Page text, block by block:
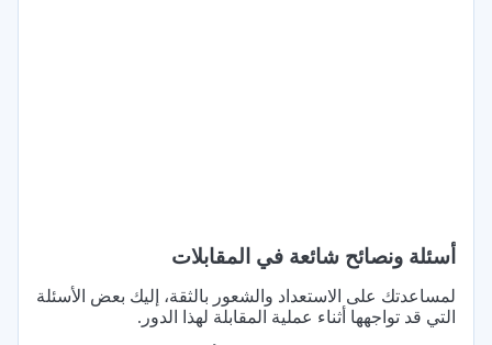
أسئلة ونصائح شائعة في المقابلات
لمساعدتك على الاستعداد والشعور بالثقة، إليك بعض الأسئلة
التي قد تواجهها أثناء عملية المقابلة لهذا الدور.